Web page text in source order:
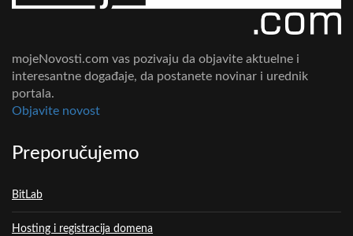
mojeNovosti.com vas pozivaju da objavite aktuelne i
interesantne događaje, da postanete novinar i urednik
portala.
Objavite novost
Preporučujemo
BitLab
Hosting i registracija domena